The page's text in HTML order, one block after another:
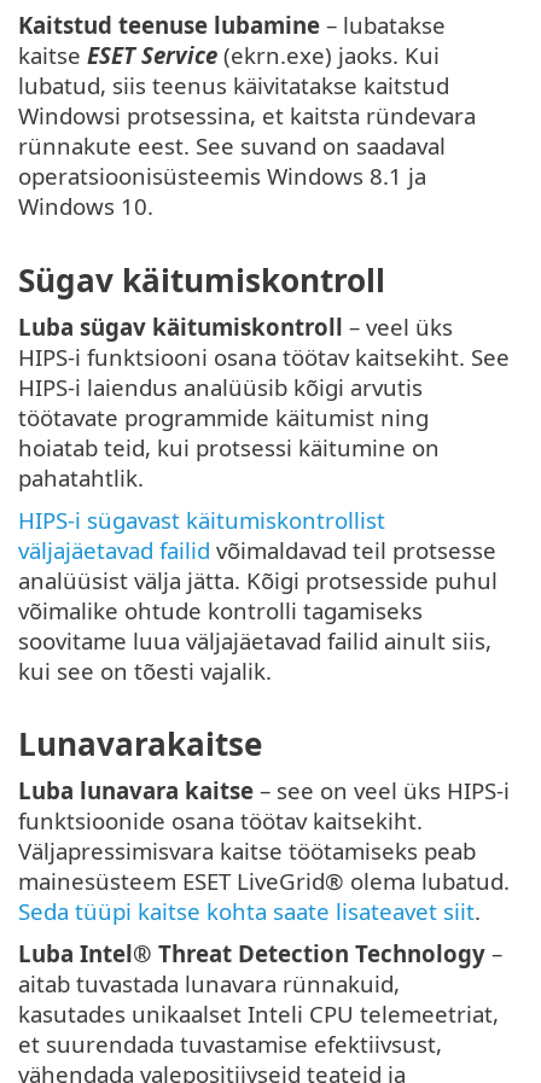
Kaitstud teenuse lubamine – lubatakse
kaitse ESET Service (ekrn.exe) jaoks. Kui
lubatud, siis teenus käivitatakse kaitstud
Windowsi protsessina, et kaitsta ründevara
rünnakute eest. See suvand on saadaval
operatsioonisüsteemis Windows 8.1 ja
Windows 10.
Sügav käitumiskontroll
Luba sügav käitumiskontroll – veel üks
HIPS-i funktsiooni osana töötav kaitsekiht. See
HIPS-i laiendus analüüsib kõigi arvutis
töötavate programmide käitumist ning
hoiatab teid, kui protsessi käitumine on
pahatahtlik.
HIPS-i sügavast käitumiskontrollist
väljajäetavad failid võimaldavad teil protsesse
analüüsist välja jätta. Kõigi protsesside puhul
võimalike ohtude kontrolli tagamiseks
soovitame luua väljajäetavad failid ainult siis,
kui see on tõesti vajalik.
Lunavarakaitse
Luba lunavara kaitse – see on veel üks HIPS-i
funktsioonide osana töötav kaitsekiht.
Väljapressimisvara kaitse töötamiseks peab
mainesüsteem ESET LiveGrid® olema lubatud.
Seda tüüpi kaitse kohta saate lisateavet siit.
Luba Intel® Threat Detection Technology –
aitab tuvastada lunavara rünnakuid,
kasutades unikaalset Inteli CPU telemeetriat,
et suurendada tuvastamise efektiivsust,
vähendada valepositiivseid teateid ja